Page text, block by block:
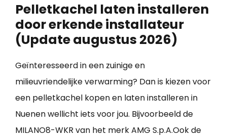
Pelletkachel laten installeren
door erkende installateur
(Update augustus 2026)
Geïnteresseerd in een zuinige en
milieuvriendelijke verwarming? Dan is kiezen voor
een pelletkachel kopen en laten installeren in
Nuenen wellicht iets voor jou. Bijvoorbeeld de
MILANO8-WKR van het merk AMG S.p.A.Ook de